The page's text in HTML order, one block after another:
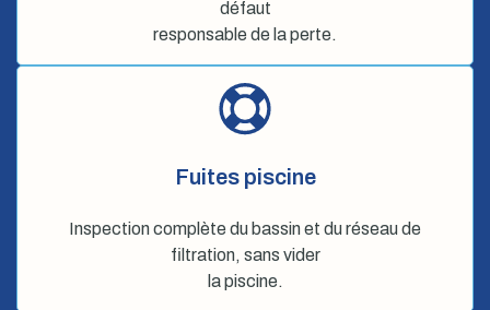
défaut
responsable de la perte.
Fuites piscine
Inspection complète du bassin et du réseau de
filtration, sans vider
la piscine.